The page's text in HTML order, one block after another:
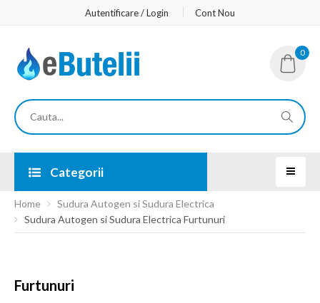
Autentificare / Login Cont Nou
0
Categorii
Home
Sudura Autogen si Sudura Electrica
Sudura Autogen si Sudura Electrica Furtunuri
Furtunuri